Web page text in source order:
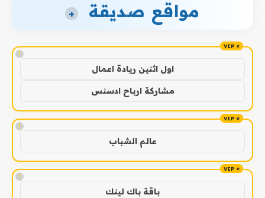
مواقع صديقة +
!
اول اثنين ريادة اعمال
مشاركة ارباح ادسنس
!
عالم الشباب
!
باقة باك لينك